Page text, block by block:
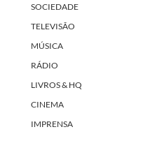
SOCIEDADE
TELEVISÃO
MÚSICA
RÁDIO
LIVROS & HQ
CINEMA
IMPRENSA